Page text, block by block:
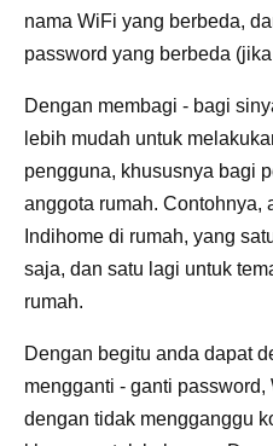
nama WiFi yang berbeda,
password yang berbeda
Dengan membagi - bagi
lebih mudah untuk
pengguna, khususnya bagi
anggota rumah. Contohnya,
Indihome di rumah, yang
saja, dan satu lagi untuk
rumah.
Dengan begitu anda dapat
mengganti - ganti
dengan tidak mengganggu